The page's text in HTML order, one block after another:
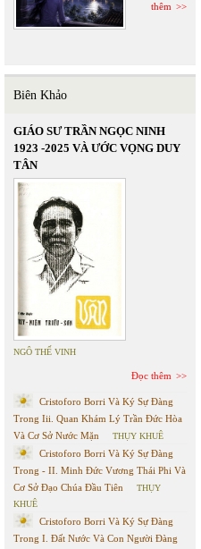
thêm
Biên Khảo
GIÁO SƯ TRẦN NGỌC NINH
1923 -2025 VÀ ƯỚC VỌNG DUY
TÂN
NGÔ THẾ VINH
Đọc thêm
Cristoforo Borri Và Ký Sự Đàng
Trong Iii. Quan Khám Lý Trần Đức Hòa
Và Cơ Sở Nước Mặn
THỤY KHUÊ
Cristoforo Borri Và Ký Sự Đàng
Trong - II. Minh Đức Vương Thái Phi Và
Cơ Sở Đạo Chúa Đầu Tiên
THỤY
KHUÊ
Cristoforo Borri Và Ký Sự Đàng
Trong I. Đất Nước Và Con Người Đàng